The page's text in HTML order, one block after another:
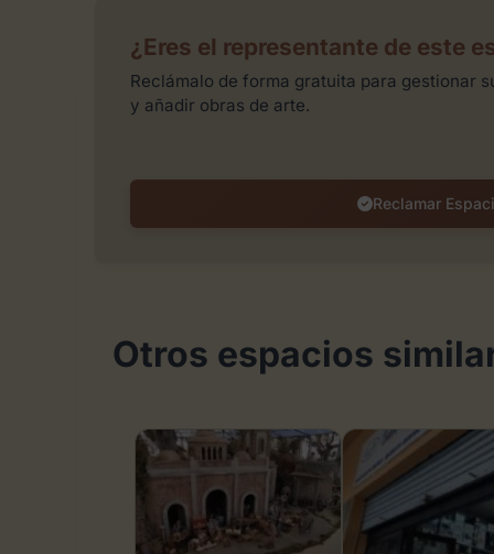
¿Eres el representante de este
Reclámalo de forma gratuita para gestionar
y añadir obras de arte.
Reclamar
Otros espacios